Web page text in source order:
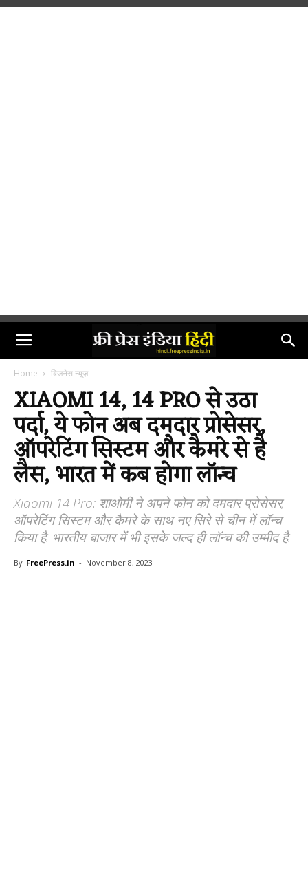
Home बिजनेस न्यूज़
XIAOMI 14, 14 PRO से उठा
पर्दा, ये फोन अब दमदार प्रोसेसर,
ऑपरेटिंग सिस्टम और कैमरे से है
लैस, भारत में कब होगा लॉन्च
Xiaomi 14 Pro: शाओमी ने अपने फोन को दमदार प्रोसेसर,
ऑपरेटिंग सिस्टम और कैमरे के साथ नए सिरे से चीन में लॉन्च
किया है. भारतीय बाजार में भी इसके जल्द ही लॉन्च की उम्मीद है.
By FreePress.in - November 8, 2023